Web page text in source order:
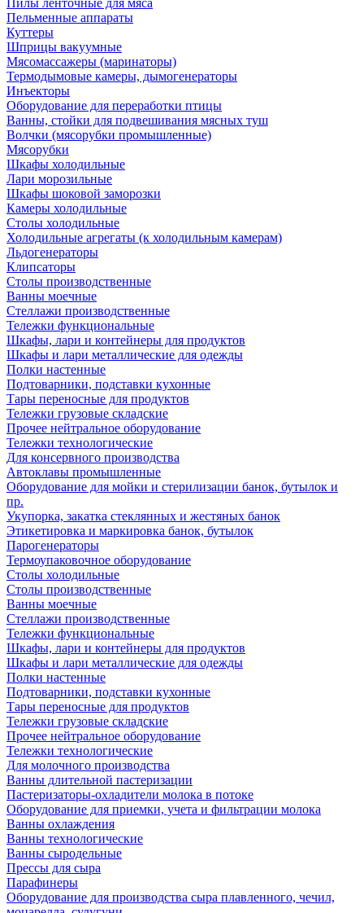
Пилы ленточные для мяса
Пельменные аппараты
Куттеры
Шприцы вакуумные
Мясомассажеры (маринаторы)
Термодымовые камеры, дымогенераторы
Инъекторы
Оборудование для переработки птицы
Ванны, стойки для подвешивания мясных туш
Волчки (мясорубки промышленные)
Мясорубки
Шкафы холодильные
Лари морозильные
Шкафы шоковой заморозки
Камеры холодильные
Столы холодильные
Холодильные агрегаты (к холодильным камерам)
Льдогенераторы
Клипсаторы
Столы производственные
Ванны моечные
Стеллажи производственные
Тележки функциональные
Шкафы, лари и контейнеры для продуктов
Шкафы и лари металлические для одежды
Полки настенные
Подтоварники, подставки кухонные
Тары переносные для продуктов
Тележки грузовые складские
Прочее нейтральное оборудование
Тележки технологические
Для консервного производства
Автоклавы промышленные
Оборудование для мойки и стерилизации банок, бутылок и
пр.
Укупорка, закатка стеклянных и жестяных банок
Этикетировка и маркировка банок, бутылок
Парогенераторы
Термоупаковочное оборудование
Столы холодильные
Столы производственные
Ванны моечные
Стеллажи производственные
Тележки функциональные
Шкафы, лари и контейнеры для продуктов
Шкафы и лари металлические для одежды
Полки настенные
Подтоварники, подставки кухонные
Тары переносные для продуктов
Тележки грузовые складские
Прочее нейтральное оборудование
Тележки технологические
Для молочного производства
Ванны длительной пастеризации
Пастеризаторы-охладители молока в потоке
Оборудование для приемки, учета и фильтрации молока
Ванны охлаждения
Ванны технологические
Ванны сыродельные
Прессы для сыра
Парафинеры
Оборудование для производства сыра плавленного, чечил,